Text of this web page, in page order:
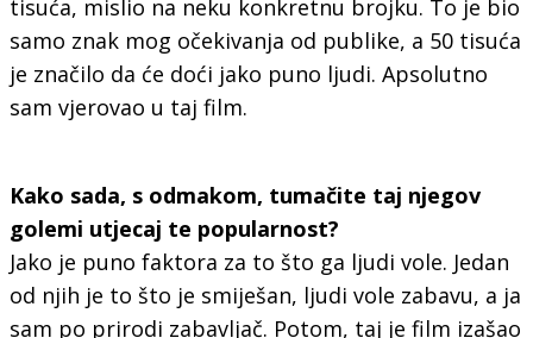
tisuća, mislio na neku konkretnu brojku. To je bio
samo znak mog očekivanja od publike, a 50 tisuća
je značilo da će doći jako puno ljudi. Apsolutno
sam vjerovao u taj film.
Kako sada, s odmakom, tumačite taj njegov
golemi utjecaj te popularnost?
Jako je puno faktora za to što ga ljudi vole. Jedan
od njih je to što je smiješan, ljudi vole zabavu, a ja
sam po prirodi zabavljač. Potom, taj je film izašao